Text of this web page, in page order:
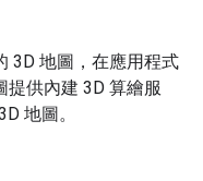
3D 地圖，在應用程式
提供內建 3D 算繪服
地圖。